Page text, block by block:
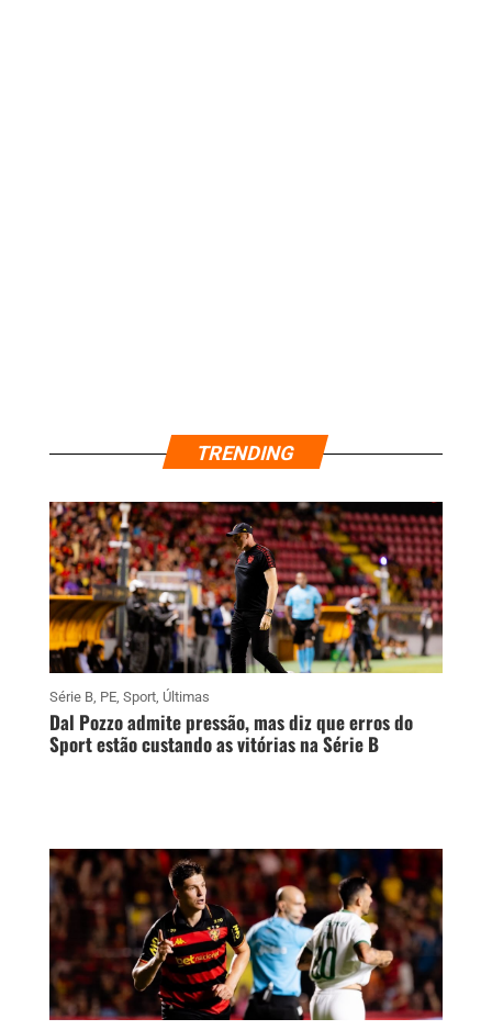
TRENDING
Série B, PE, Sport, Últimas
Dal Pozzo admite pressão, mas diz que erros do
Sport estão custando as vitórias na Série B